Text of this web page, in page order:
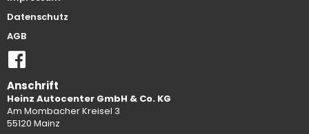
Datenschutz
AGB
Anschrift
Heinz Autocenter GmbH & Co. KG
Am Mombacher Kreisel 3
55120 Mainz